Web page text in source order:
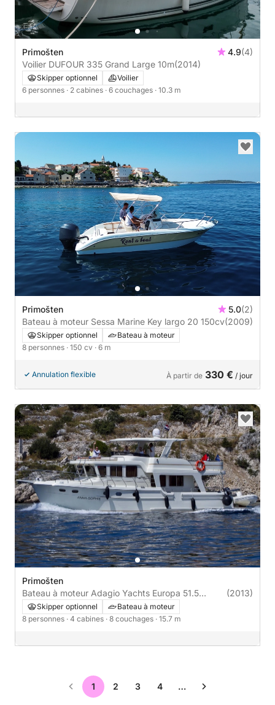
Primošten 4.9(4)
Voilier DUFOUR 335 Grand Large 10m(2014)
Skipper optionnel
Voilier
6 personnes · 2 cabines · 6 couchages · 10.3 m
Primošten 5.0(2)
Bateau à moteur Sessa Marine Key largo 20 150cv(2009)
Skipper optionnel
Bateau à moteur
8 personnes · 150 cv · 6 m
Annulation flexible À partir de 330 € / jour
Primošten
Bateau à moteur Adagio Yachts Europa 51.5
435cv
(2013)
Skipper optionnel
Bateau à moteur
8 personnes · 4 cabines · 8 couchages · 15.7 m
1 2 3 4 …